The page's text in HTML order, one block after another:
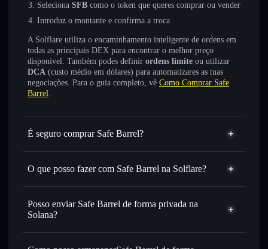
Seleciona SFB como o token que queres comprar ou vender
Introduz o montante e confirma a troca
A Solflare utiliza o encaminhamento inteligente de ordens em
todas as principais DEX para encontrar o melhor preço
disponível. Também podes definir ordens limite ou utilizar
DCA (custo médio em dólares) para automatizares as tuas
negociações. Para o guia completo, vê Como Comprar Safe
Barrel.
É seguro comprar Safe Barrel?
Safe Barrel não está verificado
O que posso fazer com Safe Barrel na Solflare?
Safe Barrel
Carteira Solflare
Trocar instantaneamente— trocar SFB por SOL, USDC
ou milhares de outros tokens Solana com encaminhamento
disponível
Posso enviar Safe Barrel de forma privada na
Solana?
Agregador de Privacidade